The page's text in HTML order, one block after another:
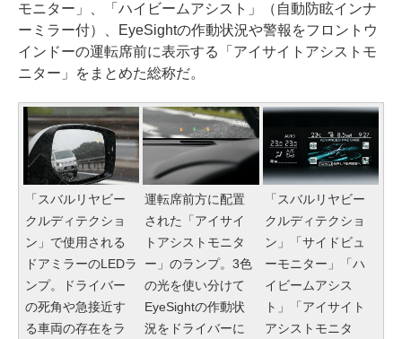
モニター」、「ハイビームアシスト」（自動防眩インナ
ーミラー付）、EyeSightの作動状況や警報をフロントウ
インドーの運転席前に表示する「アイサイトアシストモ
ニター」をまとめた総称だ。
「スバルリヤビー
クルディテクショ
ン」で使用される
ドアミラーのLEDラ
ンプ。ドライバー
の死角や急接近す
る車両の存在をラ
運転席前方に配置
された「アイサイ
トアシストモニタ
ー」のランプ。3色
の光を使い分けて
EyeSightの作動状
況をドライバーに
「スバルリヤビー
クルディテクショ
ン」「サイドビュ
ーモニター」「ハ
イビームアシス
ト」「アイサイト
アシストモニタ